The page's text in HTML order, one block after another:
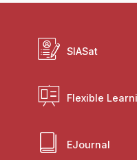
SIASat
Flexible
EJournal